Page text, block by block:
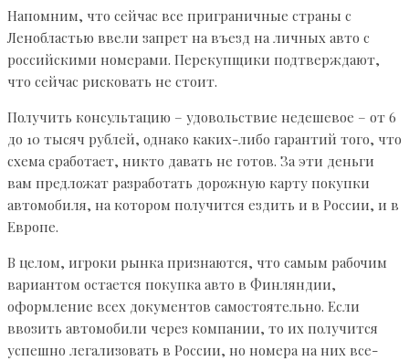
Напомним, что сейчас все приграничные страны с
Ленобластью ввели запрет на въезд на личных авто с
российскими номерами. Перекупщики подтверждают,
что сейчас рисковать не стоит.
Получить консультацию – удовольствие недешевое – от 6
до 10 тысяч рублей, однако каких-либо гарантий того, что
схема сработает, никто давать не готов. За эти деньги
вам предложат разработать дорожную карту покупки
автомобиля, на котором получится ездить и в России, и в
Европе.
В целом, игроки рынка признаются, что самым рабочим
вариантом остается покупка авто в Финляндии,
оформление всех документов самостоятельно. Если
ввозить автомобили через компании, то их получится
успешно легализовать в России, но номера на них все-